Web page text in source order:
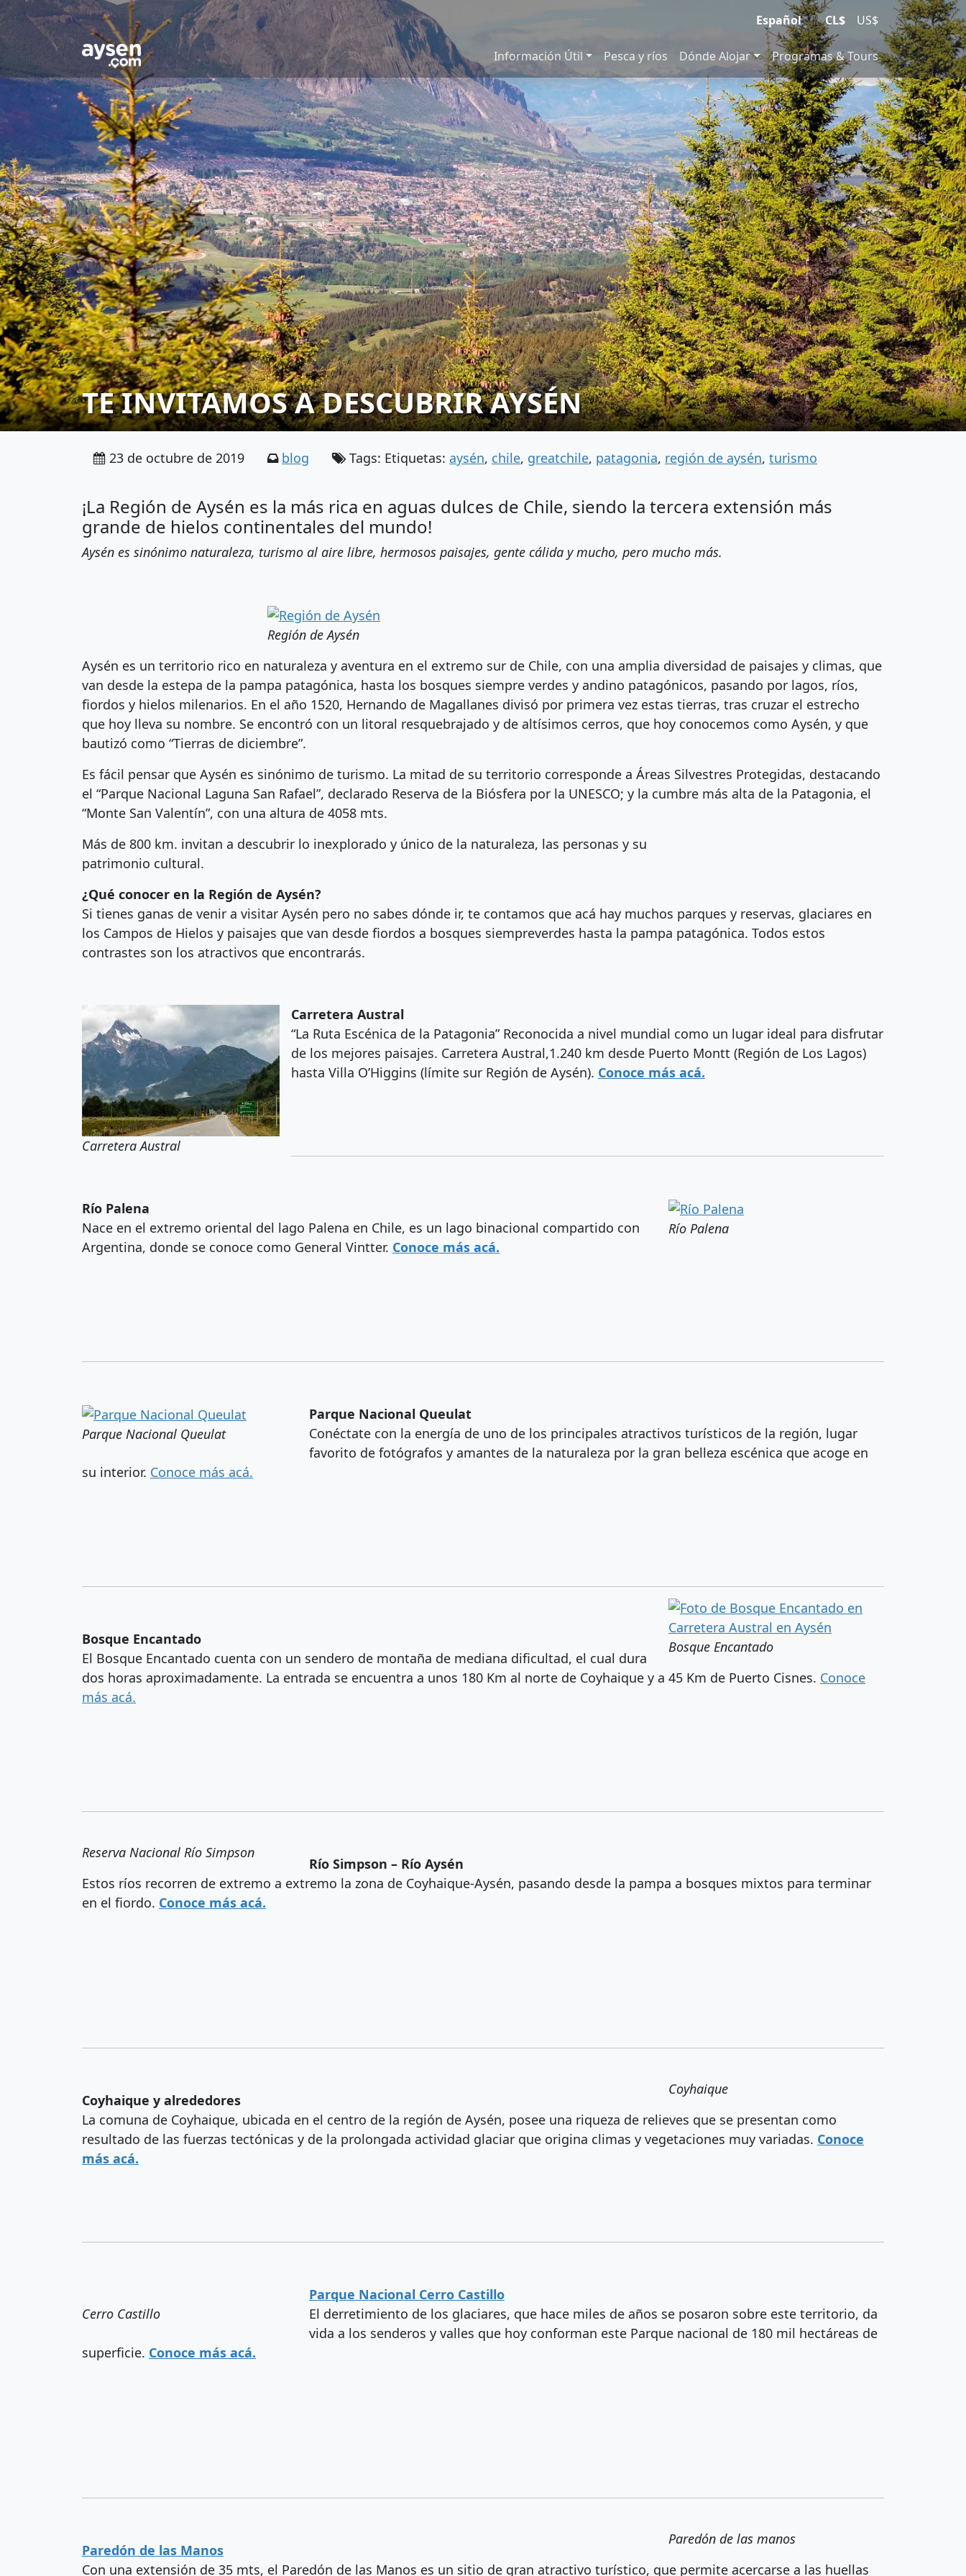
Español | CL$ US$
Información Útil Pesca y ríos Dónde Alojar Programas & Tours
TE INVITAMOS A DESCUBRIR AYSÉN
23 de octubre de 2019 blog Tags: Etiquetas: aysén, chile, greatchile, patagonia, región de aysén, turismo
¡La Región de Aysén es la más rica en aguas dulces de Chile, siendo la tercera extensión más
grande de hielos continentales del mundo!
Aysén es sinónimo naturaleza, turismo al aire libre, hermosos paisajes, gente cálida y mucho, pero mucho más.
Región de Aysén
Aysén es un territorio rico en naturaleza y aventura en el extremo sur de Chile, con una amplia diversidad de paisajes y climas, que
van desde la estepa de la pampa patagónica, hasta los bosques siempre verdes y andino patagónicos, pasando por lagos, ríos,
fiordos y hielos milenarios. En el año 1520, Hernando de Magallanes divisó por primera vez estas tierras, tras cruzar el estrecho
que hoy lleva su nombre. Se encontró con un litoral resquebrajado y de altísimos cerros, que hoy conocemos como Aysén, y que
bautizó como “Tierras de diciembre”.
Es fácil pensar que Aysén es sinónimo de turismo. La mitad de su territorio corresponde a Áreas Silvestres Protegidas, destacando
el “Parque Nacional Laguna San Rafael”, declarado Reserva de la Biósfera por la UNESCO; y la cumbre más alta de la Patagonia, el
“Monte San Valentín”, con una altura de 4058 mts.
Más de 800 km. invitan a descubrir lo inexplorado y único de la naturaleza, las personas y su
patrimonio cultural.
¿Qué conocer en la Región de Aysén?
Si tienes ganas de venir a visitar Aysén pero no sabes dónde ir, te contamos que acá hay muchos parques y reservas, glaciares en
los Campos de Hielos y paisajes que van desde fiordos a bosques siempreverdes hasta la pampa patagónica. Todos estos
contrastes son los atractivos que encontrarás.
Carretera Austral
Carretera Austral
“La Ruta Escénica de la Patagonia” Reconocida a nivel mundial como un lugar ideal para disfrutar
de los mejores paisajes. Carretera Austral,1.240 km desde Puerto Montt (Región de Los Lagos)
hasta Villa O’Higgins (límite sur Región de Aysén). Conoce más acá.
Río Palena
Río Palena
Nace en el extremo oriental del lago Palena en Chile, es un lago binacional compartido con
Argentina, donde se conoce como General Vintter. Conoce más acá.
Parque Nacional Queulat
Parque Nacional Queulat
Conéctate con la energía de uno de los principales atractivos turísticos de la región, lugar
favorito de fotógrafos y amantes de la naturaleza por la gran belleza escénica que acoge en
su interior. Conoce más acá.
Bosque Encantado
Bosque Encantado
El Bosque Encantado cuenta con un sendero de montaña de mediana dificultad, el cual dura
dos horas aproximadamente. La entrada se encuentra a unos 180 Km al norte de Coyhaique y a 45 Km de Puerto Cisnes. Conoce
más acá.
Reserva Nacional Río Simpson
Río Simpson – Río Aysén
Estos ríos recorren de extremo a extremo la zona de Coyhaique-Aysén, pasando desde la pampa a bosques mixtos para terminar
en el fiordo. Conoce más acá.
Coyhaique
Coyhaique y alrededores
La comuna de Coyhaique, ubicada en el centro de la región de Aysén, posee una riqueza de relieves que se presentan como
resultado de las fuerzas tectónicas y de la prolongada actividad glaciar que origina climas y vegetaciones muy variadas. Conoce
más acá.
Cerro Castillo
Parque Nacional Cerro Castillo
El derretimiento de los glaciares, que hace miles de años se posaron sobre este territorio, da
vida a los senderos y valles que hoy conforman este Parque nacional de 180 mil hectáreas de
superficie. Conoce más acá.
Paredón de las manos
Paredón de las Manos
Con una extensión de 35 mts, el Paredón de las Manos es un sitio de gran atractivo turístico, que permite acercarse a las huellas